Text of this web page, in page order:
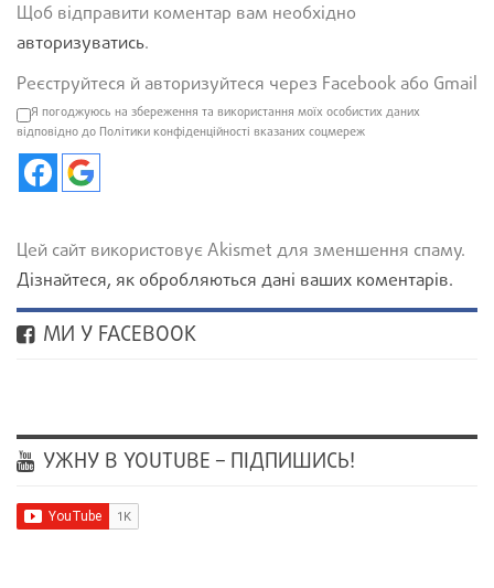
Щоб відправити коментар вам необхідно
авторизуватись.
Реєструйтеся й авторизуйтеся через Facebook або Gmail
Я погоджуюсь на збереження та використання моїх особистих даних
відповідно до Політики конфіденційності вказаних соцмереж
Цей сайт використовує Akismet для зменшення спаму.
Дізнайтеся, як обробляються дані ваших коментарів.
МИ У FACEBOOK
УЖНУ В YOUTUBE – ПІДПИШИСЬ!